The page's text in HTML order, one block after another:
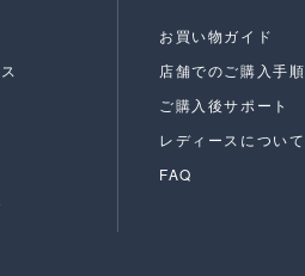
お買い物ガイド
店舗でのご購入手順
ご購入後サポート
レディースについて
FAQ